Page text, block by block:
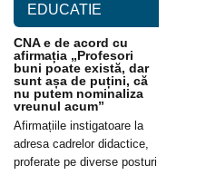
EDUCATIE
CNA e de acord cu
afirmația „Profesori
buni poate există, dar
sunt așa de puțini, că
nu putem nominaliza
vreunul acum”
Afirmațiile instigatoare la
adresa cadrelor didactice,
proferate pe diverse posturi